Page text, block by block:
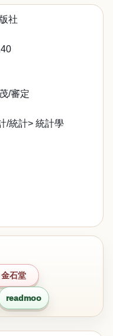
社
/審定
/統計> 統計學
金石堂
readmoo